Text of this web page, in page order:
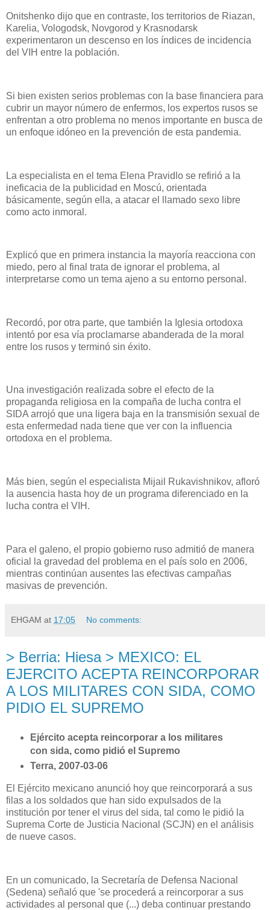
Onitshenko dijo que en contraste, los territorios de Riazan,
Karelia, Vologodsk, Novgorod y Krasnodarsk
experimentaron un descenso en los índices de incidencia
del VIH entre la población.
Si bien existen serios problemas con la base financiera para
cubrir un mayor número de enfermos, los expertos rusos se
enfrentan a otro problema no menos importante en busca de
un enfoque idóneo en la prevención de esta pandemia.
La especialista en el tema Elena Pravidlo se refirió a la
ineficacia de la publicidad en Moscú, orientada
básicamente, según ella, a atacar el llamado sexo libre
como acto inmoral.
Explicó que en primera instancia la mayoría reacciona con
miedo, pero al final trata de ignorar el problema, al
interpretarse como un tema ajeno a su entorno personal.
Recordó, por otra parte, que también la Iglesia ortodoxa
intentó por esa vía proclamarse abanderada de la moral
entre los rusos y terminó sin éxito.
Una investigación realizada sobre el efecto de la
propaganda religiosa en la compaña de lucha contra el
SIDA arrojó que una ligera baja en la transmisión sexual de
esta enfermedad nada tiene que ver con la influencia
ortodoxa en el problema.
Más bien, según el especialista Mijail Rukavishnikov, afloró
la ausencia hasta hoy de un programa diferenciado en la
lucha contra el VIH.
Para el galeno, el propio gobierno ruso admitió de manera
oficial la gravedad del problema en el país solo en 2006,
mientras continúan ausentes las efectivas campañas
masivas de prevención.
EHGAM at 17:05 No comments:
> Berria: Hiesa > MEXICO: EL
EJERCITO ACEPTA REINCORPORAR
A LOS MILITARES CON SIDA, COMO
PIDIO EL SUPREMO
Ejército acepta reincorporar a los militares
con sida, como pidió el Supremo
Terra, 2007-03-06
El Ejército mexicano anunció hoy que reincorporará a sus
filas a los soldados que han sido expulsados de la
institución por tener el virus del sida, tal como le pidió la
Suprema Corte de Justicia Nacional (SCJN) en el análisis
de nueve casos.
En un comunicado, la Secretaría de Defensa Nacional
(Sedena) señaló que 'se procederá a reincorporar a sus
actividades al personal que (...) deba continuar prestando